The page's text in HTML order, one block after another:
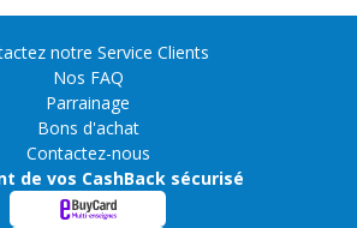
notre Service Clients
Nos FAQ
Parrainage
Bons d'achat
Contactez-nous
de vos CashBack sécurisé